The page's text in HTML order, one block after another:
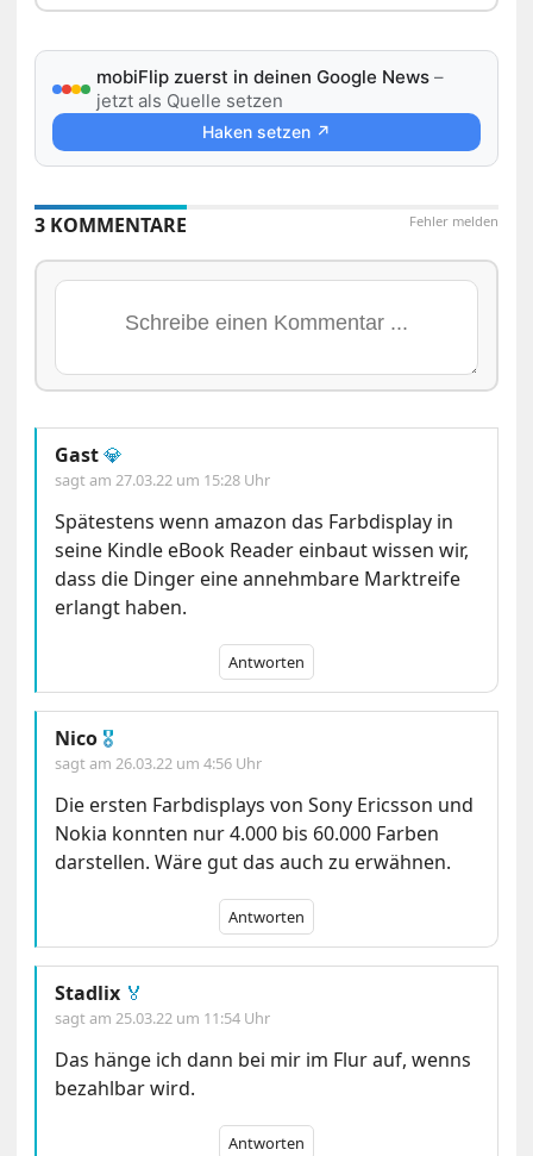
mobiFlip zuerst in deinen Google News –
jetzt als Quelle setzen
Haken setzen ↗
Fehler melden
3 KOMMENTARE
Gast💎
sagt am27.03.22 um 15:28 Uhr
Spätestens wenn amazon das Farbdisplay in
seine Kindle eBook Reader einbaut wissen wir,
dass die Dinger eine annehmbare Marktreife
erlangt haben.
Antworten
Nico 🎖
sagt am26.03.22 um 4:56 Uhr
Die ersten Farbdisplays von Sony Ericsson und
Nokia konnten nur 4.000 bis 60.000 Farben
darstellen. Wäre gut das auch zu erwähnen.
Antworten
Stadlix 🏅
sagt am25.03.22 um 11:54 Uhr
Das hänge ich dann bei mir im Flur auf, wenns
bezahlbar wird.
Antworten